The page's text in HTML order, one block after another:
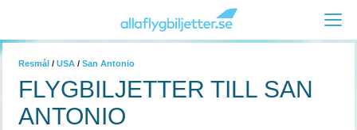
Resmål / USA / San Antonio
FLYGBILJETTER TILL SAN
ANTONIO